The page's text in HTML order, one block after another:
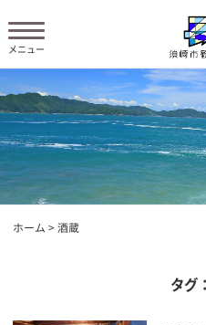
ホーム > 酒蔵
タグ